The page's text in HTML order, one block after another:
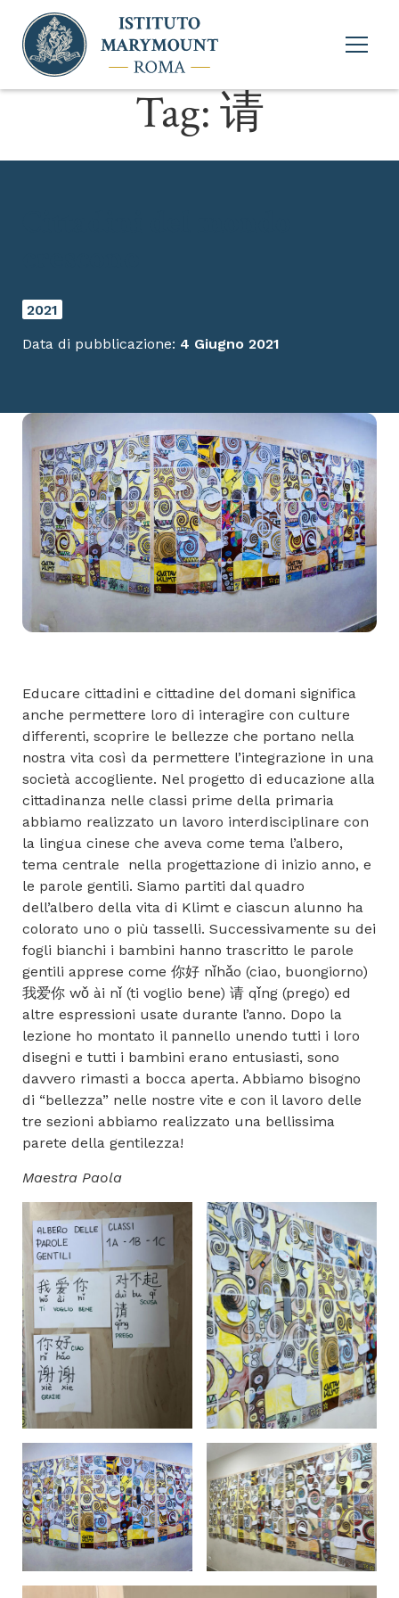
Apri
menu
Tag: 请
2021
Data di pubblicazione: 4 Giugno 2021
Educare cittadini e cittadine del domani significa
anche permettere loro di interagire con culture
differenti, scoprire le bellezze che portano nella
nostra vita così da permettere l’integrazione in una
società accogliente. Nel progetto di educazione alla
cittadinanza nelle classi prime della primaria
abbiamo realizzato un lavoro interdisciplinare con
la lingua cinese che aveva come tema l’albero,
tema centrale nella progettazione di inizio anno, e
le parole gentili. Siamo partiti dal quadro
dell’albero della vita di Klimt e ciascun alunno ha
colorato uno o più tasselli. Successivamente su dei
fogli bianchi i bambini hanno trascritto le parole
gentili apprese come 你好 nǐhǎo (ciao, buongiorno)
我爱你 wǒ ài nǐ (ti voglio bene) 请 qǐng (prego) ed
altre espressioni usate durante l’anno. Dopo la
lezione ho montato il pannello unendo tutti i loro
disegni e tutti i bambini erano entusiasti, sono
davvero rimasti a bocca aperta. Abbiamo bisogno
di “bellezza” nelle nostre vite e con il lavoro delle
tre sezioni abbiamo realizzato una bellissima
parete della gentilezza!
Maestra Paola